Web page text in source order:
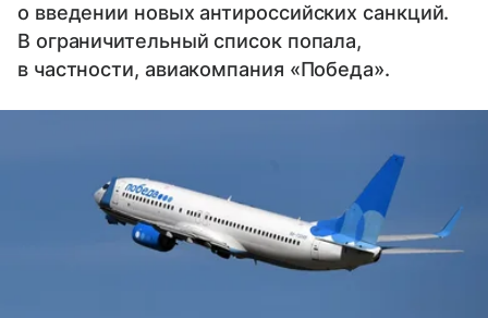
о введении новых антироссийских санкций.
В ограничительный список попала,
в частности, авиакомпания «Победа».